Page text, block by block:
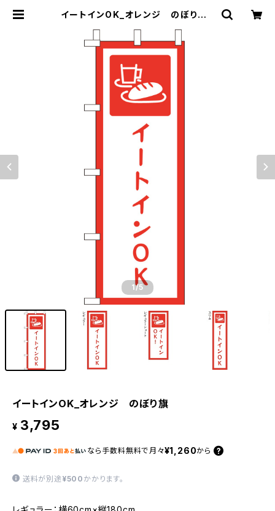
イートインOK_オレンジ のぼり旗 |
1/5
イートインOK_オレンジ のぼり旗
¥ 3,795
なら 手数料無料で 月々¥1,260から
送料が別途 ¥500 かかります。